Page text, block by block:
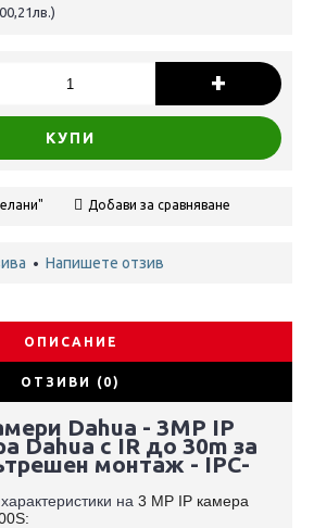
+
КУПИ
Добави за сравняване
• Напишете отзив
ОПИСАНИЕ
ОТЗИВИ (0)
Dahua - 3MP IP
Dahua с IR до 30m за
монтаж - IPC-
на 3 MP IP камера
: